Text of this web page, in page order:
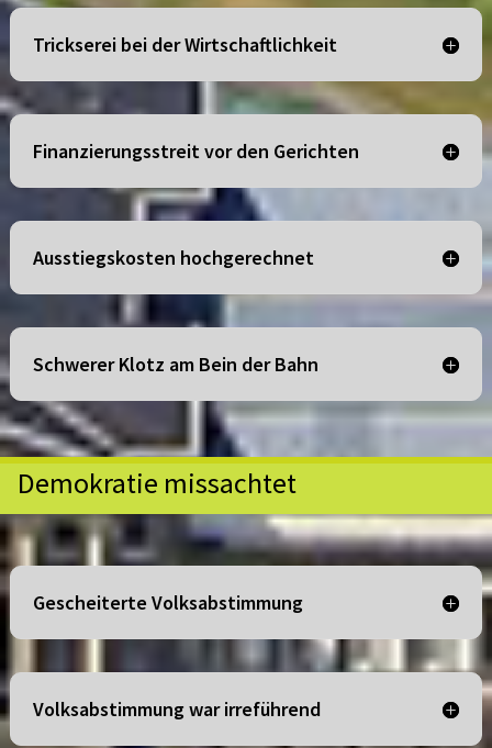
Trickserei bei der Wirtschaftlichkeit
Finanzierungsstreit vor den Gerichten
Ausstiegskosten hochgerechnet
Schwerer Klotz am Bein der Bahn
Demokratie missachtet
Gescheiterte Volksabstimmung
Volksabstimmung war irreführend